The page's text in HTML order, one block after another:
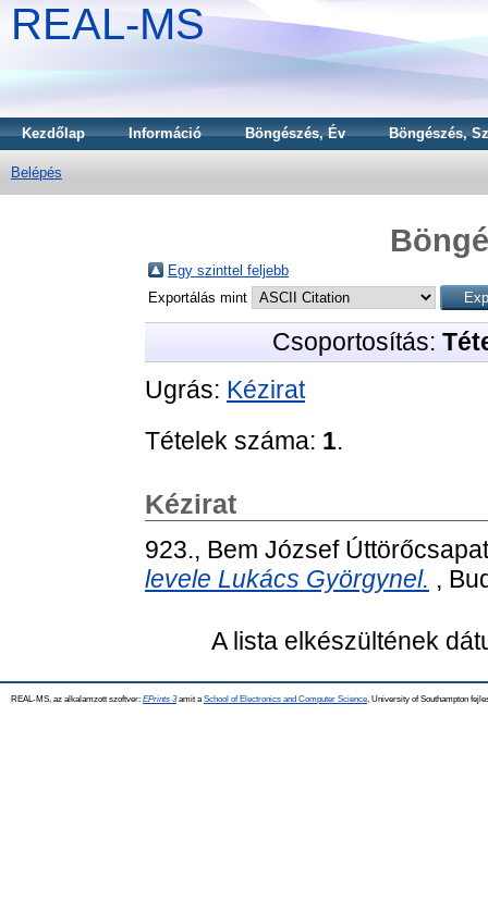
REAL-MS
Kezdőlap Információ Böngészés, Év Böngészés,
Belépés
Egy szinttel feljebb
Exportálás mint
Csoportosítás:
Ugrás: Kézirat
Tételek száma: 1.
Kézirat
923., Bem József Úttörőcsapat
levele Lukács Györgynel. ,
A lista elkészültének
REAL-MS, az alkalamzott szoftver: EPrints 3amit a School of Electronics and Computer Science , University of Southampton